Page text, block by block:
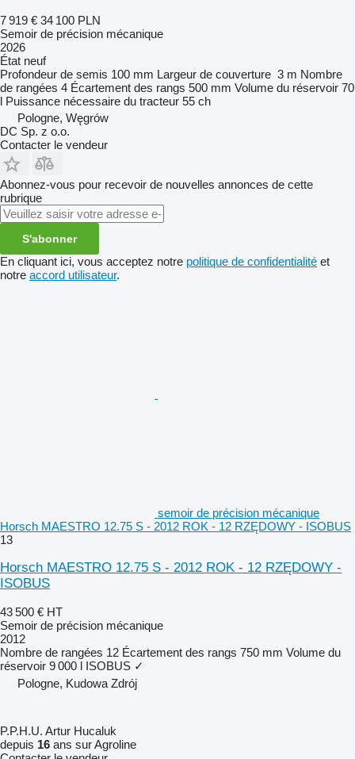
7 919 € 34 100 PLN
Semoir de précision mécanique
2026
État neuf
Profondeur de semis 100 mm Largeur de couverture 3 m Nombre
de rangées 4 Écartement des rangs 500 mm Volume du réservoir 70
l Puissance nécessaire du tracteur 55 ch
Pologne, Węgrów
DC Sp. z o.o.
Contacter le vendeur
Abonnez-vous pour recevoir de nouvelles annonces de cette
rubrique
S'abonner
En cliquant ici, vous acceptez notre politique de confidentialité et
notre accord utilisateur.
semoir de précision mécanique
Horsch MAESTRO 12.75 S - 2012 ROK - 12 RZĘDOWY - ISOBUS
13
Horsch MAESTRO 12.75 S - 2012 ROK - 12 RZĘDOWY -
ISOBUS
43 500 € HT
Semoir de précision mécanique
2012
Nombre de rangées 12 Écartement des rangs 750 mm Volume du
réservoir 9 000 l ISOBUS ✓
Pologne, Kudowa Zdrój
P.P.H.U. Artur Hucaluk
depuis 16 ans sur Agroline